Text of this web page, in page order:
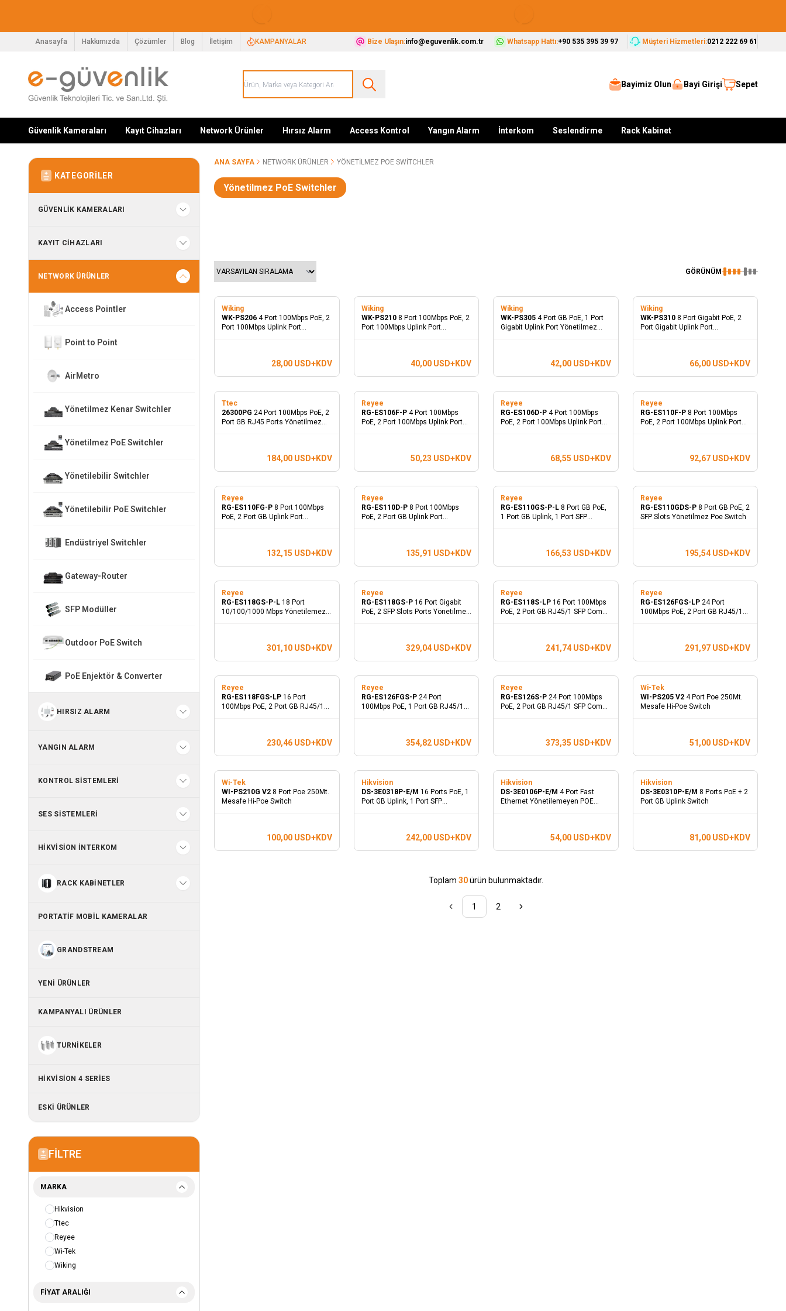
Anasayfa Hakkımızda Çözümler Blog İletişim KAMPANYALAR Bize Ulaşın:info@eguvenlik.com.tr Whatsapp Hattı:+90 535 395 39 97 Müşteri Hizmetleri:0212 222 69 61
Bayimiz Olun Bayi Girişi Sepet
Güvenlik Kameraları Kayıt Cihazları Network Ürünler Hırsız Alarm Access Kontrol Yangın Alarm İnterkom Seslendirme Rack Kabinet
KATEGORILER
GÜVENLIK KAMERALARI
KAYIT CIHAZLARI
NETWORK ÜRÜNLER
Access Pointler
Point to Point
AirMetro
Yönetilmez Kenar Switchler
Yönetilmez PoE Switchler
Yönetilebilir Switchler
Yönetilebilir PoE Switchler
Endüstriyel Switchler
Gateway-Router
SFP Modüller
Outdoor PoE Switch
PoE Enjektör & Converter
HIRSIZ ALARM
YANGIN ALARM
KONTROL SISTEMLERI
SES SISTEMLERI
HIKVISION İNTERKOM
RACK KABINETLER
PORTATIF MOBIL KAMERALAR
GRANDSTREAM
YENI ÜRÜNLER
KAMPANYALI ÜRÜNLER
TURNIKELER
HIKVISION 4 SERIES
ESKİ ÜRÜNLER
FILTRE
MARKA
Hikvision
Ttec
Reyee
Wi-Tek
Wiking
FIYAT ARALIĞI
ANA SAYFA NETWORK ÜRÜNLER YÖNETILMEZ POE SWITCHLER
Yönetilmez PoE Switchler
GÖRÜNÜM
Yeni
Wiking
WK-PS206 4 Port 100Mbps PoE, 2
Port 100Mbps Uplink Port
28,00USD+KDV
Yeni
Wiking
WK-PS210 8 Port 100Mbps PoE, 2
Port 100Mbps Uplink Port
40,00 USD+KDV
Yeni
Wiking
WK-PS305 4 Port GB PoE, 1 Port
Gigabit Uplink Port Yönetilmez
42,00USD+KDV
Yeni
Wiking
WK-PS310 8 Port Gigabit PoE, 2
Port Gigabit Uplink Port
66,00 USD+KDV
Ttec
26300PG 24 Port 100Mbps PoE, 2
Port GB RJ45 Ports Yönetilmez
184,00USD+KDV
Reyee
RG-ES106F-P 4 Port 100Mbps
PoE, 2 Port 100Mbps Uplink Port
50,23 USD+KDV
Reyee
RG-ES106D-P 4 Port 100Mbps
PoE, 2 Port 100Mbps Uplink Port
68,55 USD+KDV
Reyee
RG-ES110F-P 8 Port 100Mbps
PoE, 2 Port 100Mbps Uplink Port
92,67 USD+KDV
Reyee
RG-ES110FG-P 8 Port 100Mbps
PoE, 2 Port GB Uplink Port
132,15 USD+KDV
Reyee
RG-ES110D-P 8 Port 100Mbps
PoE, 2 Port GB Uplink Port
135,91 USD+KDV
Reyee
RG-ES110GS-P-L 8 Port GB PoE,
1 Port GB Uplink, 1 Port SFP
166,53 USD+KDV
Reyee
RG-ES110GDS-P 8 Port GB PoE, 2
SFP Slots Yönetilmez Poe Switch
195,54 USD+KDV
Reyee
RG-ES118GS-P-L 18 Port
10/100/1000 Mbps Yönetilemez
301,10USD+KDV
Reyee
RG-ES118GS-P 16 Port Gigabit
PoE, 2 SFP Slots Ports Yönetilmez
329,04 USD+KDV
Reyee
RG-ES118S-LP 16 Port 100Mbps
PoE, 2 Port GB RJ45/1 SFP Combo
241,74USD+KDV
Reyee
RG-ES126FGS-LP 24 Port
100Mbps PoE, 2 Port GB RJ45/1
291,97 USD+KDV
Reyee
RG-ES118FGS-LP 16 Port
100Mbps PoE, 2 Port GB RJ45/1
230,46USD+KDV
Reyee
RG-ES126FGS-P 24 Port
100Mbps PoE, 1 Port GB RJ45/1
354,82 USD+KDV
Reyee
RG-ES126S-P 24 Port 100Mbps
PoE, 2 Port GB RJ45/1 SFP Combo
373,35 USD+KDV
Wi-Tek
WI-PS205 V2 4 Port Poe 250Mt.
Mesafe Hi-Poe Switch
51,00 USD+KDV
Wi-Tek
WI-PS210G V2 8 Port Poe 250Mt.
Mesafe Hi-Poe Switch
100,00USD+KDV
Hikvision
DS-3E0318P-E/M 16 Ports PoE, 1
Port GB Uplink, 1 Port SFP
242,00 USD+KDV
Hikvision
DS-3E0106P-E/M 4 Port Fast
Ethernet Yönetilemeyen POE
54,00USD+KDV
Hikvision
DS-3E0310P-E/M 8 Ports PoE + 2
Port GB Uplink Switch
81,00 USD+KDV
Toplam 30ürün bulunmaktadır.
1 2